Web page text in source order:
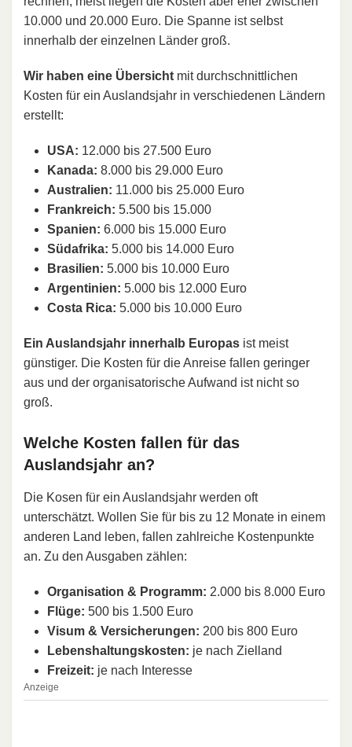
10.000 und 20.000 Euro. Die Spanne ist selbst
innerhalb der einzelnen Länder groß.
Wir haben eine Übersicht mit durchschnittlichen
Kosten für ein Auslandsjahr in verschiedenen Ländern
erstellt:
USA: 12.000 bis 27.500 Euro
Kanada: 8.000 bis 29.000 Euro
Australien: 11.000 bis 25.000 Euro
Frankreich: 5.500 bis 15.000
Spanien: 6.000 bis 15.000 Euro
Südafrika: 5.000 bis 14.000 Euro
Brasilien: 5.000 bis 10.000 Euro
Argentinien: 5.000 bis 12.000 Euro
Costa Rica: 5.000 bis 10.000 Euro
Ein Auslandsjahr innerhalb Europas ist meist
günstiger. Die Kosten für die Anreise fallen geringer
aus und der organisatorische Aufwand ist nicht so
groß.
Welche Kosten fallen für das
Auslandsjahr an?
Die Kosen für ein Auslandsjahr werden oft
unterschätzt. Wollen Sie für bis zu 12 Monate in einem
anderen Land leben, fallen zahlreiche Kostenpunkte
an. Zu den Ausgaben zählen:
Organisation & Programm: 2.000 bis 8.000 Euro
Flüge: 500 bis 1.500 Euro
Visum & Versicherungen: 200 bis 800 Euro
Lebenshaltungskosten: je nach Zielland
Freizeit: je nach Interesse
Anzeige